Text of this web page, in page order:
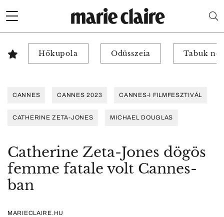
Hőkupola Odüsszeia Tabuk
CANNES CANNES 2023 CANNES-I FILMFESZTIVÁL
CATHERINE ZETA-JONES MICHAEL DOUGLAS
Catherine Zeta-Jones dögös
femme fatale volt Cannes-
ban
MARIECLAIRE.HU